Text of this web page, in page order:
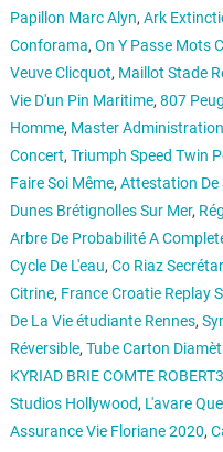
Papillon Marc Alyn, Ark
Conforama, On Y Passe Mots
Veuve Clicquot, Maillot Stade
Vie D'un Pin Maritime, 807
Homme, Master
Concert, Triumph Speed Twin
Faire Soi Même, Attestation De
Dunes Brétignolles Sur Mer,
Arbre De Probabilité A
Cycle De L'eau, Co Riaz
Citrine, France Croatie Replay
De La Vie étudiante Rennes,
Réversible, Tube Carton
KYRIAD BRIE COMTE
Studios Hollywood, L'avare
Assurance Vie Floriane 2020,